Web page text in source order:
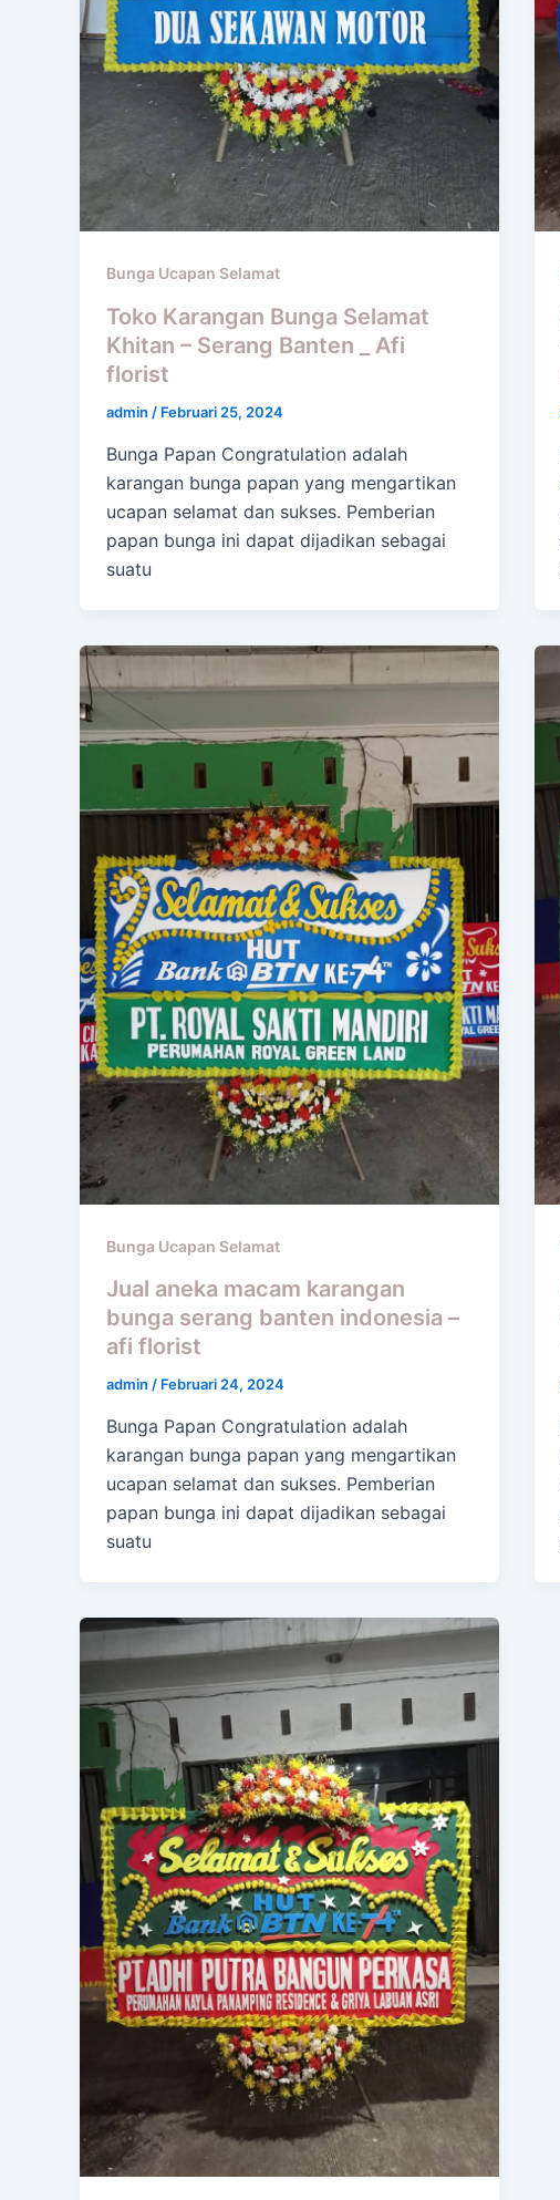
Bunga Ucapan Selamat
Toko Karangan Bunga Selamat
Khitan – Serang Banten _ Afi
florist
admin / Februari 25, 2024
Bunga Papan Congratulation adalah
karangan bunga papan yang mengartikan
ucapan selamat dan sukses. Pemberian
papan bunga ini dapat dijadikan sebagai
suatu
Bunga Ucapan Selamat
Jual aneka macam karangan
bunga serang banten indonesia –
afi florist
admin / Februari 24, 2024
Bunga Papan Congratulation adalah
karangan bunga papan yang mengartikan
ucapan selamat dan sukses. Pemberian
papan bunga ini dapat dijadikan sebagai
suatu